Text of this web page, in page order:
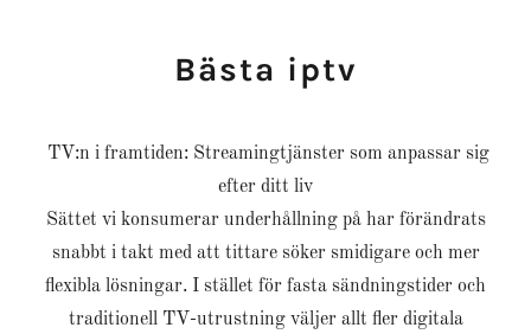
Bästa iptv
TV:n i framtiden: Streamingtjänster som anpassar sig
efter ditt liv
Sättet vi konsumerar underhållning på har förändrats
snabbt i takt med att tittare söker smidigare och mer
flexibla lösningar. I stället för fasta sändningstider och
traditionell TV-utrustning väljer allt fler digitala